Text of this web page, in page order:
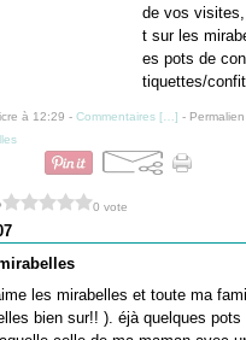
de vos
t sur les
es pots de
tiquettes/
à 12:29 - Commentaires [… ] -
0 vote
les mirabelles et toute ma
bien sur!! ). éjà quelques